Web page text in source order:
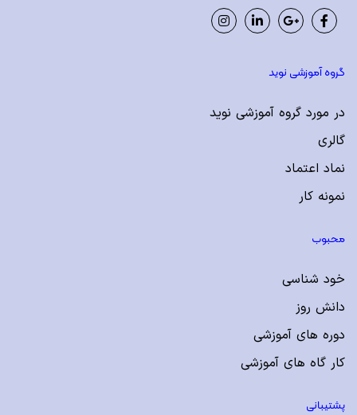
Plus
گروه آموزشی نوید
در مورد گروه آموزشی نوید
گالری
نماد اعتماد
نمونه کار
محبوب
خود شناسی
دانش روز
دوره های آموزشی
کار گاه های آموزشی
پشتیبانی